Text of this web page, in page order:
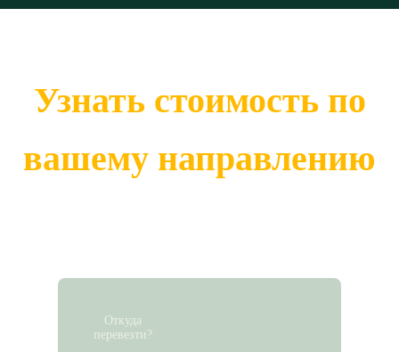
Узнать стоимость по
вашему направлению
Откуда
перевезти?